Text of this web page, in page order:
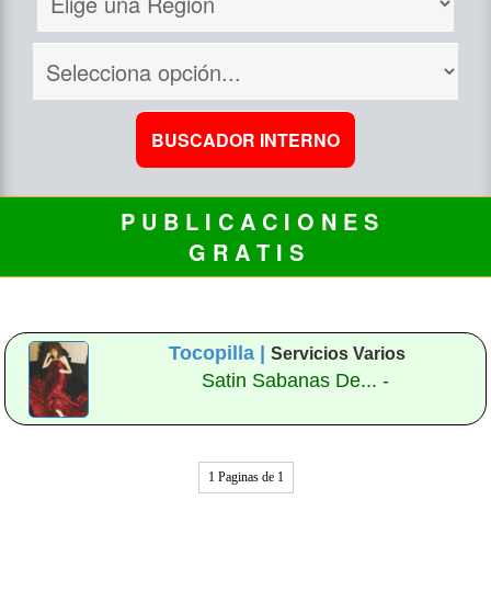
P U B L I C A C I O N E S
G R A T I S
Tocopilla | Servicios Varios
Satin Sabanas De... -
1 Paginas de 1